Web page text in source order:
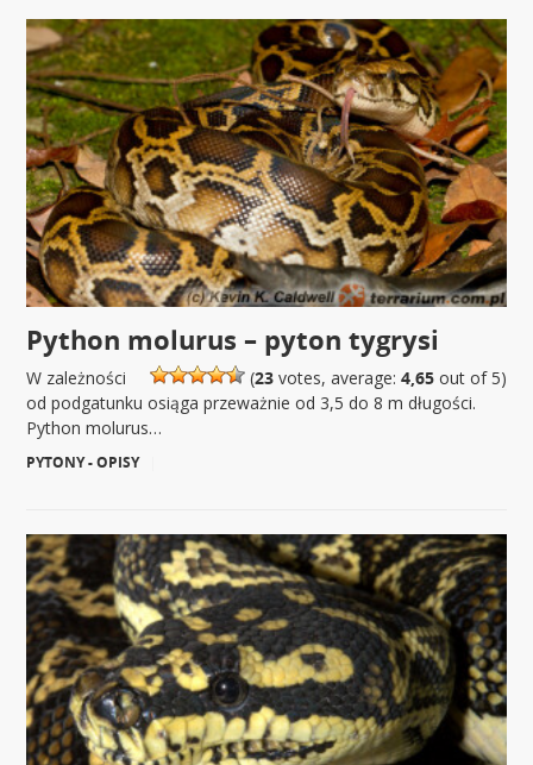
Python molurus – pyton tygrysi
(23votes, average: 4,65out of 5)
W zależności
od podgatunku osiąga przeważnie od 3,5 do 8 m długości.
Python molurus…
PYTONY - OPISY